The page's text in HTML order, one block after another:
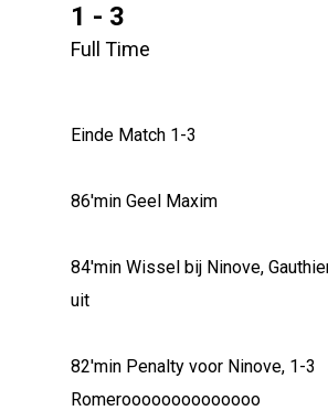
1 - 3
Full Time
Einde Match 1-3
86'min Geel Maxim
84'min Wissel bij Ninove,
uit
82'min Penalty voor Ninove, 1-3
Romeroooooooooooooo